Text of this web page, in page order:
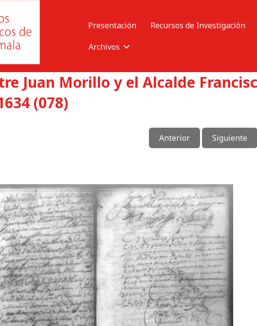
Presentación Recursos de Investigación
Archivos
Juan Morillo y el Alcalde
(078)
Anterior Siguiente